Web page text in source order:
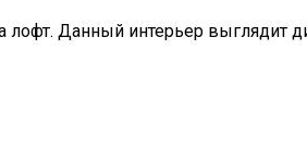
лофт. Данный интерьер выглядит